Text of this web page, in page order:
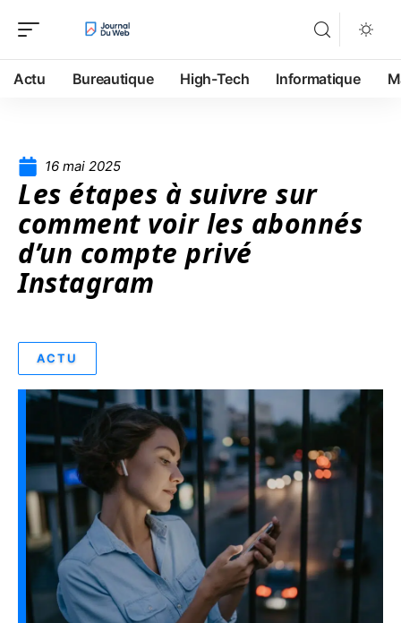
Actu Bureautique High-Tech Informatique
16 mai 2025
Les étapes à suivre sur
comment voir les abonnés
d’un compte privé
Instagram
ACTU